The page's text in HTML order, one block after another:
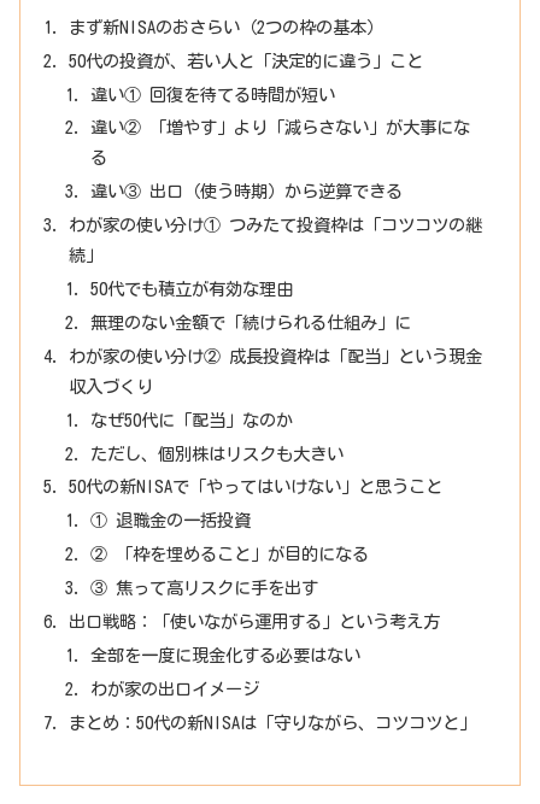
まず新NISAのおさらい（2つの枠の基本）
50代の投資が、若い人と「決定的に違う」こと
違い① 回復を待てる時間が短い
違い② 「増やす」より「減らさない」が大事にな
る
違い③ 出口（使う時期）から逆算できる
わが家の使い分け① つみたて投資枠は「コツコツの継
続」
50代でも積立が有効な理由
無理のない金額で「続けられる仕組み」に
わが家の使い分け② 成長投資枠は「配当」という現金
収入づくり
なぜ50代に「配当」なのか
ただし、個別株はリスクも大きい
50代の新NISAで「やってはいけない」と思うこと
① 退職金の一括投資
② 「枠を埋めること」が目的になる
③ 焦って高リスクに手を出す
出口戦略：「使いながら運用する」という考え方
全部を一度に現金化する必要はない
わが家の出口イメージ
まとめ：50代の新NISAは「守りながら、コツコツと」